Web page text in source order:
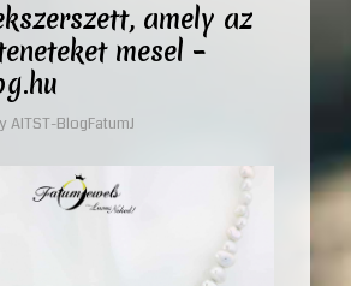
amely az
mesel –
AITST-BlogFatumJ